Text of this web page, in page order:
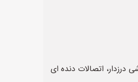
درزدار، اتصالات دنده ای